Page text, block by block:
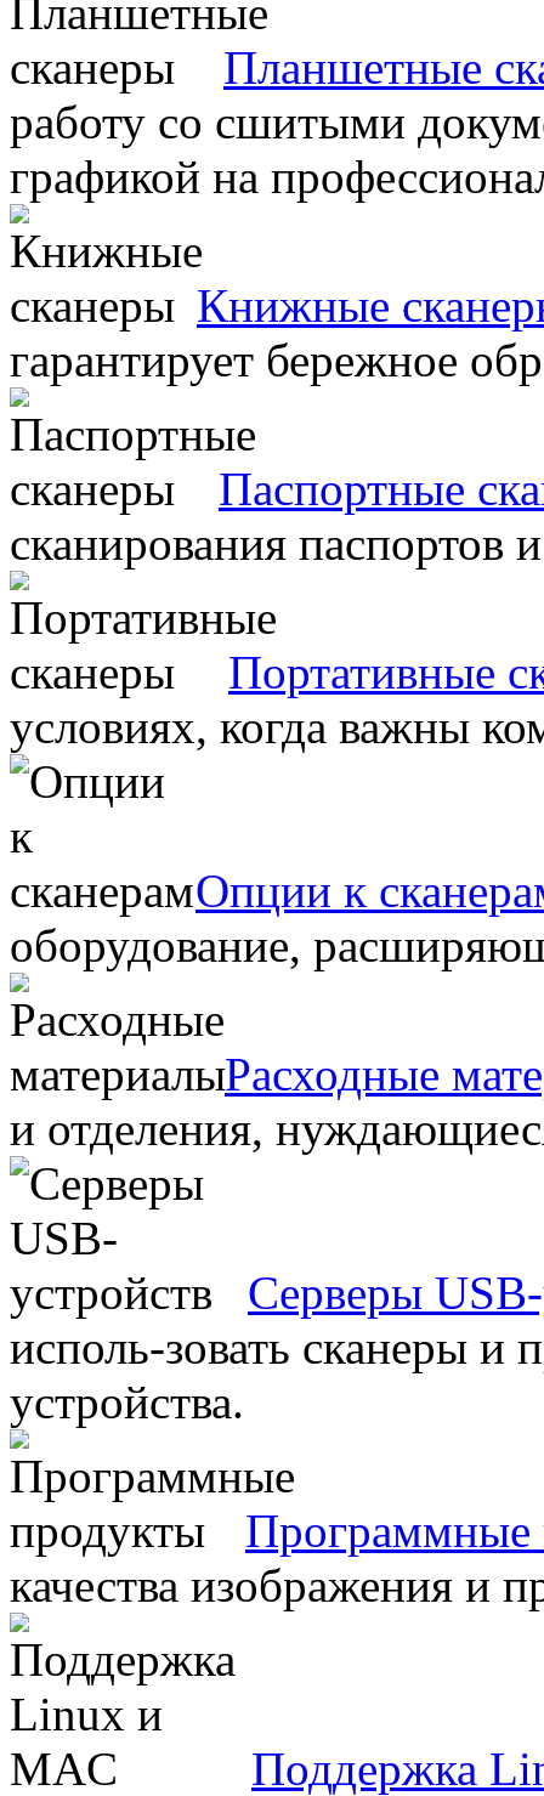
Планшетные
работу со сшитыми
графикой на
Книжные
гарантирует бережное
Паспортные
сканирования паспортов
Портативные
условиях, когда важны
Опции к
оборудование,
Расходные
и отделения,
Серверы
исполь-зовать сканеры и
устройства.
Программные
качества изображения и
Поддержка